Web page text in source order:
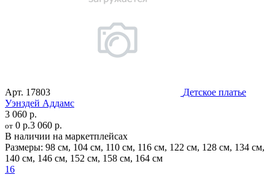
Арт. 17803
Детское платье
Уэнздей Аддамс
3 060 р.
от 0 р.3 060 р.
В наличии на маркетплейсах
Размеры: 98 см, 104 см, 110 см, 116 см, 122 см, 128 см, 134 см,
140 см, 146 см, 152 см, 158 см, 164 см
16